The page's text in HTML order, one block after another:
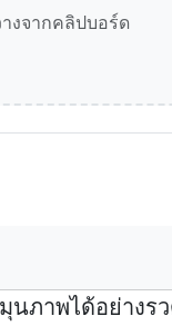
งจากคลิปบอร์ด
าพได้อย่างร